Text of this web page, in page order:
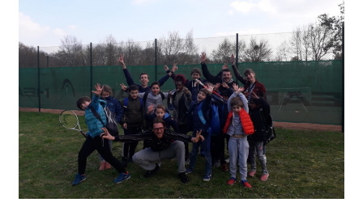
l’ITF
Croissy
Beaubourg